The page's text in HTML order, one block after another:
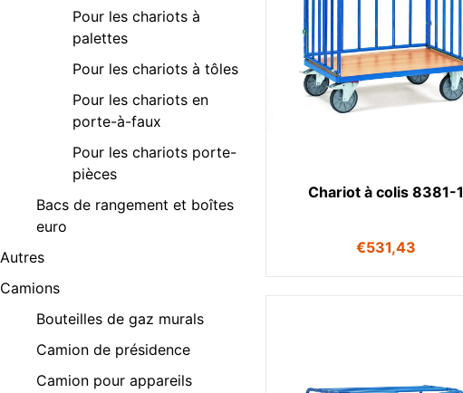
Pour les chariots à
palettes
Pour les chariots à tôles
Pour les chariots en
porte-à-faux
Pour les chariots porte-
pièces
Bacs de rangement et boîtes
euro
Autres
Camions
Bouteilles de gaz murals
Camion de présidence
Camion pour appareils
Chariot à colis 8381-1
€531,43